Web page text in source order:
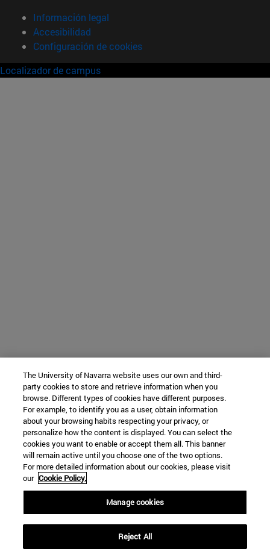
Información legal
Accesibilidad
Configuración de cookies
Localizador de campus
The University of Navarra website uses our own and third-
party cookies to store and retrieve information when you
browse. Different types of cookies have different purposes.
For example, to identify you as a user, obtain information
about your browsing habits respecting your privacy, or
personalize how the content is displayed. You can select the
cookies you want to enable or accept them all. This banner
will remain active until you choose one of the two options.
For more detailed information about our cookies, please visit
our Cookie Policy.
Manage cookies
Reject All